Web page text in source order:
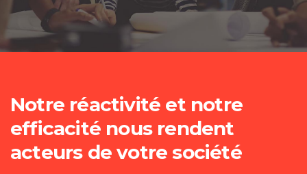
Notre réactivité et notre
efficacité nous rendent
acteurs de votre société